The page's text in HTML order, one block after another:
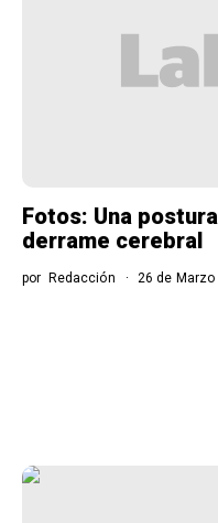
Fotos: Una
derrame cerebral
por Redacción 26 de Marzo